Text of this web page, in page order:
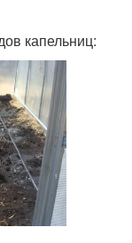
капельниц: